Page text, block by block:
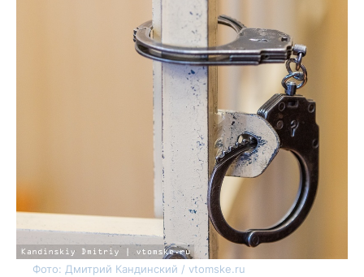
Фото: Дмитрий Кандинский / vtomske.ru